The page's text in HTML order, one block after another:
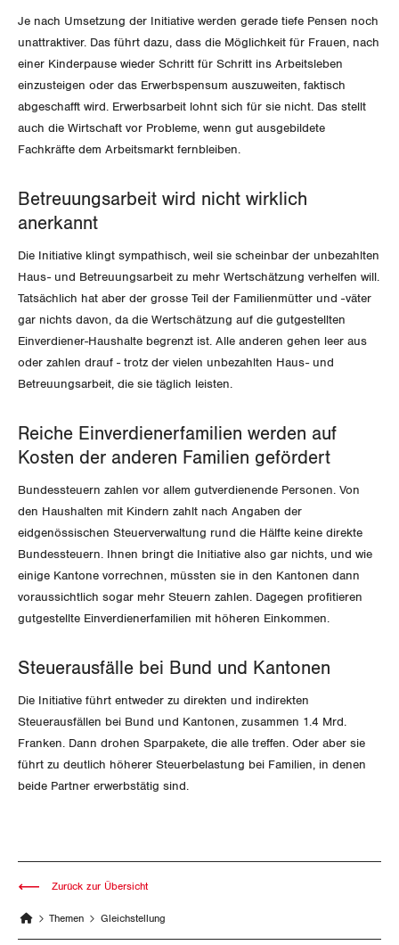
Obwalden
Schaffhausen
Schwyz
St. Gallen-Appenzell
Solothurn
Tessin
Uri
Waadt
Wallis
Je nach Umsetzung der Initiative werden gerade tiefe Pensen noch
unattraktiver. Das führt dazu, dass die Möglichkeit für Frauen, nach
einer Kinderpause wieder Schritt für Schritt ins Arbeitsleben
einzusteigen oder das Erwerbspensum auszuweiten, faktisch
abgeschafft wird. Erwerbsarbeit lohnt sich für sie nicht. Das stellt
auch die Wirtschaft vor Probleme, wenn gut ausgebildete
Fachkräfte dem Arbeitsmarkt fernbleiben.
Betreuungsarbeit wird nicht wirklich
anerkannt
Die Initiative klingt sympathisch, weil sie scheinbar der unbezahlten
Haus- und Betreuungsarbeit zu mehr Wertschätzung verhelfen will.
Tatsächlich hat aber der grosse Teil der Familienmütter und -väter
gar nichts davon, da die Wertschätzung auf die gutgestellten
Einverdiener-Haushalte begrenzt ist. Alle anderen gehen leer aus
oder zahlen drauf - trotz der vielen unbezahlten Haus- und
Betreuungsarbeit, die sie täglich leisten.
Reiche Einverdienerfamilien werden auf
Kosten der anderen Familien gefördert
Bundessteuern zahlen vor allem gutverdienende Personen. Von
den Haushalten mit Kindern zahlt nach Angaben der
eidgenössischen Steuerverwaltung rund die Hälfte keine direkte
Bundessteuern. Ihnen bringt die Initiative also gar nichts, und wie
einige Kantone vorrechnen, müssten sie in den Kantonen dann
voraussichtlich sogar mehr Steuern zahlen. Dagegen profitieren
gutgestellte Einverdienerfamilien mit höheren Einkommen.
Steuerausfälle bei Bund und Kantonen
Die Initiative führt entweder zu direkten und indirekten
Steuerausfällen bei Bund und Kantonen, zusammen 1.4 Mrd.
Franken. Dann drohen Sparpakete, die alle treffen. Oder aber sie
führt zu deutlich höherer Steuerbelastung bei Familien, in denen
beide Partner erwerbstätig sind.
Themen Gleichstellung
Zurück zur Übersicht